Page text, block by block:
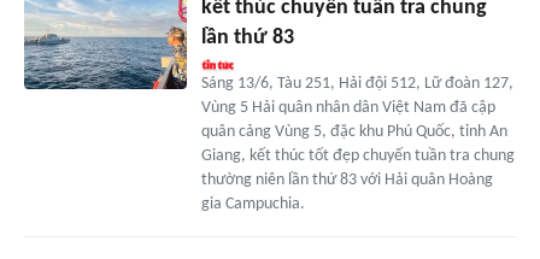
kết thúc chuyến tuần tra chung
lần thứ 83
Sáng 13/6, Tàu 251, Hải đội 512, Lữ đoàn 127,
Vùng 5 Hải quân nhân dân Việt Nam đã cập
quân cảng Vùng 5, đặc khu Phú Quốc, tỉnh An
Giang, kết thúc tốt đẹp chuyến tuần tra chung
thường niên lần thứ 83 với Hải quân Hoàng
gia Campuchia.